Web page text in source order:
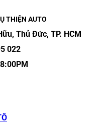
THIỆN AUTO
Thủ Đức, TP. HCM
022